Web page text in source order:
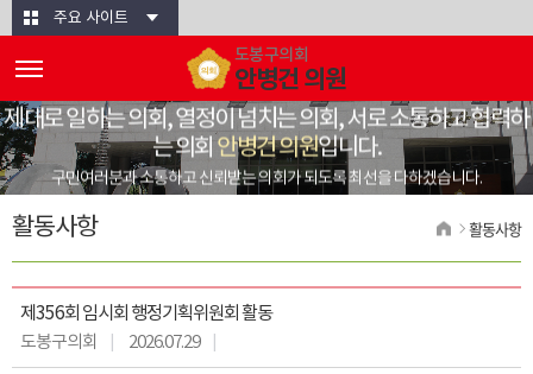
본문바로가기주요 사이트
도봉구의회
안병건 의원
제대로 일하는 의회, 열정이 넘치는 의회, 서로 소통하고 협력하
는 의회 안병건 의원입니다.
구민여러분과 소통하고 신뢰받는 의회가 되도록 최선을 다하겠습니다.
활동사항 활동사항
제356회 임시회 행정기획위원회 활동
도봉구의회
2026.07.29